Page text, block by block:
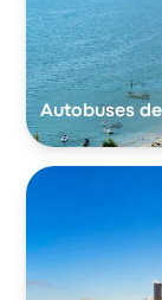
Autobuses